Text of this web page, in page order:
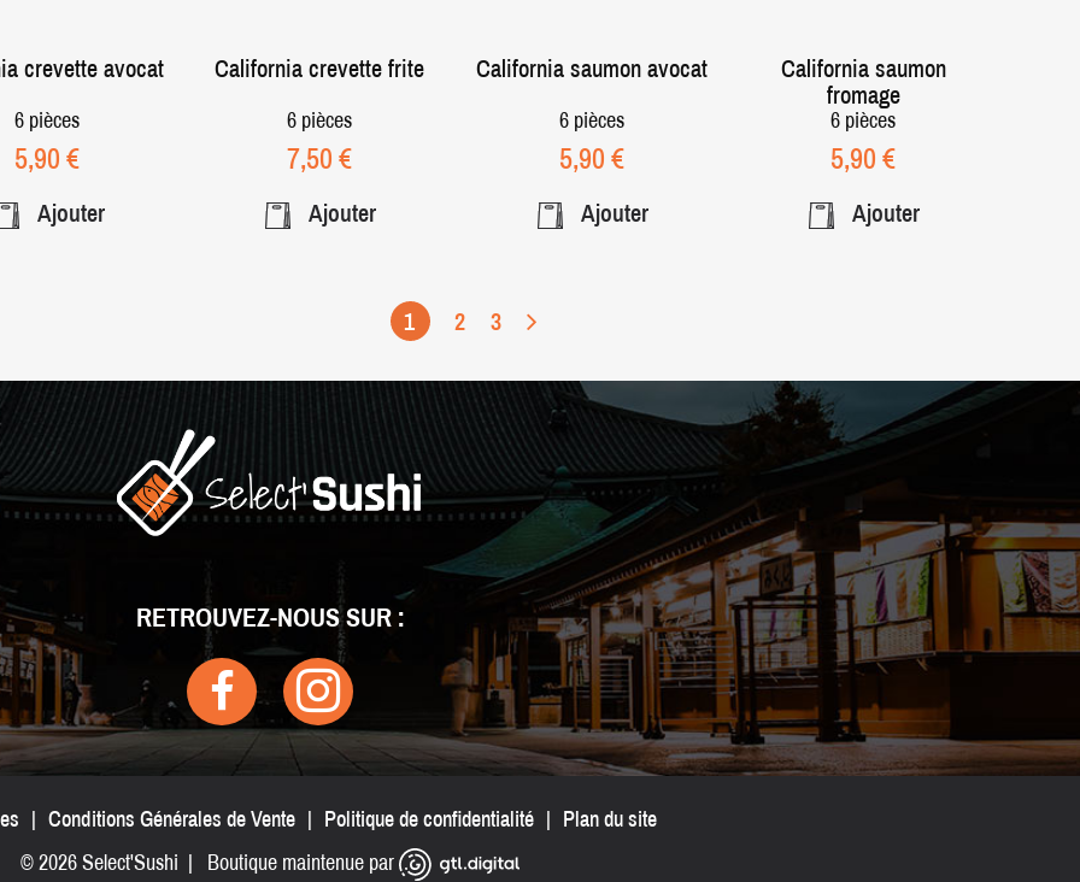
crevette avocat
6 pièces
Prix
5,90 €
Ajouter
California crevette frite
6 pièces
Prix
7,50 €
Ajouter
California saumon avocat
6 pièces
Prix
5,90 €
Ajouter
California saumon
fromage
6 pièces
Prix
5,90 €
Ajouter
1 2 3
RETROUVEZ-NOUS SUR :
| Conditions Générales de Vente | Politique de confidentialité | Plan du site
© 2026 Select'Sushi | Boutique maintenue par